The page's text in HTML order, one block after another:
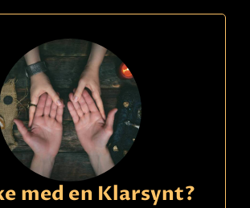
med en Klarsynt?